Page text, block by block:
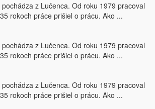
z Lučenca. Od roku 1979 pracoval
rokoch práce prišiel o prácu. Ako ...
z Lučenca. Od roku 1979 pracoval
rokoch práce prišiel o prácu. Ako ...
z Lučenca. Od roku 1979 pracoval
rokoch práce prišiel o prácu. Ako ...